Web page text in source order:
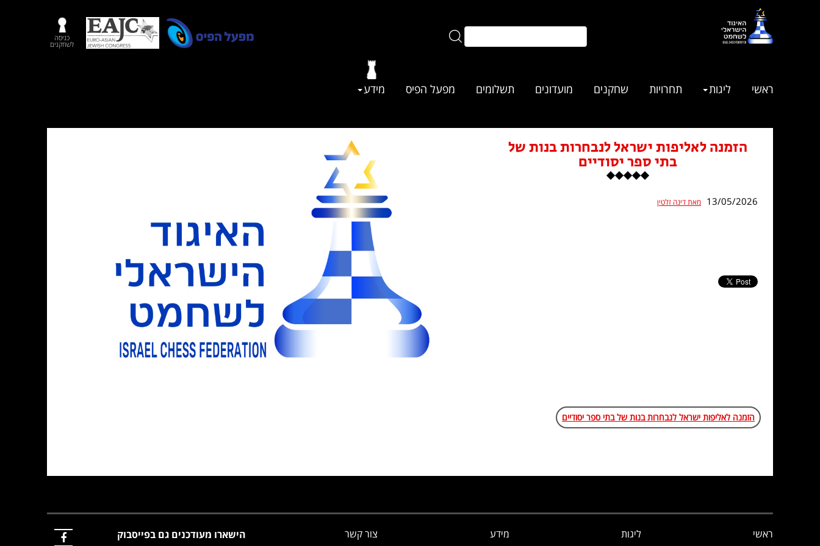
כניסה
לשחקנים
ראשי ליגות תחרויות שחקנים מועדונים תשלומים מפעל הפיס מידע
הזמנה לאליפות ישראל לנבחרות בנות של
בתי ספר יסודיים
13/05/2026 מאת דינה זלטין
הזמנה לאליפות ישראל לנבחרות בנות של בתי ספר יסודיים
ראשי ליגות מידע צור קשר הישארו מעודכנים גם בפייסבוק